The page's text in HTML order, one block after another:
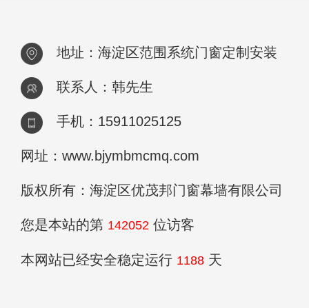
地址：海淀区范围系统门窗定制安装
联系人：韩先生
手机：15911025125
网址：www.bjymbmcmq.com
版权所有：海淀区优茂邦门窗幕墙有限公司
您是本站的第 142052 位访客
本网站已经安全稳定运行 1188 天